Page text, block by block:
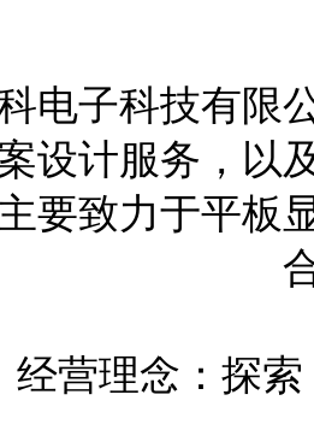
电子科技有限
设计服务，以
要致力于平板
经营理念：探